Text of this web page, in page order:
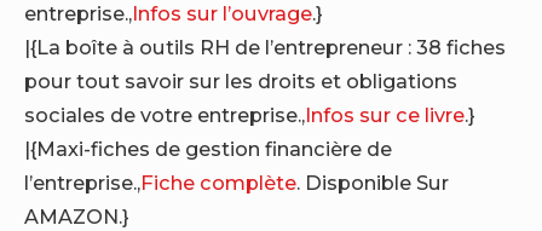
entreprise.,Infos sur l’ouvrage.}
|{La boîte à outils RH de l’entrepreneur : 38 fiches
pour tout savoir sur les droits et obligations
sociales de votre entreprise.,Infos sur ce livre.}
|{Maxi-fiches de gestion financière de
l’entreprise.,Fiche complète. Disponible Sur
AMAZON.}